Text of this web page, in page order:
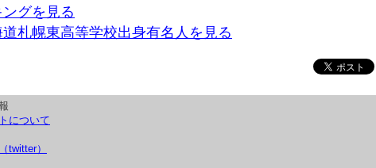
グを見る
札幌東高等学校出身有名人を見る
について
twitter）